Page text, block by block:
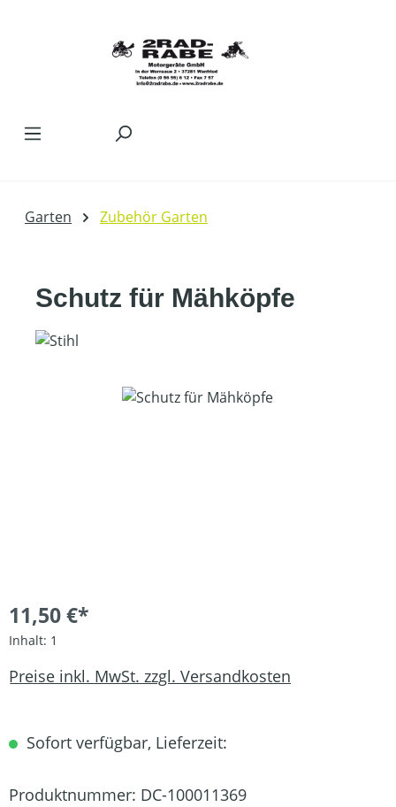
Garten Zubehör Garten
Schutz für Mähköpfe
Bildergalerie überspringen
11,50 €*
Inhalt: 1
Preise inkl. MwSt. zzgl. Versandkosten
Sofort verfügbar, Lieferzeit:
Produktnummer: DC-100011369